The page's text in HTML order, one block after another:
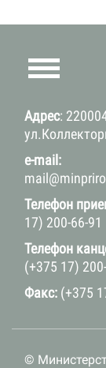
Адрес:
e-mail:
Телефон
17) 200-66-91
Телефон
(+375 17)
Факс: (+375
©